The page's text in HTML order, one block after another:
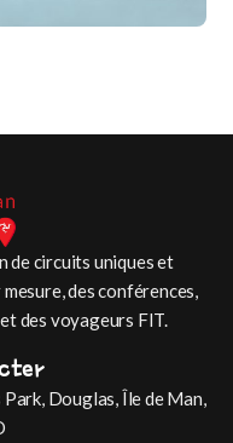
de circuits uniques et
des conférences,
des voyageurs FIT.
Douglas, Île de Man,